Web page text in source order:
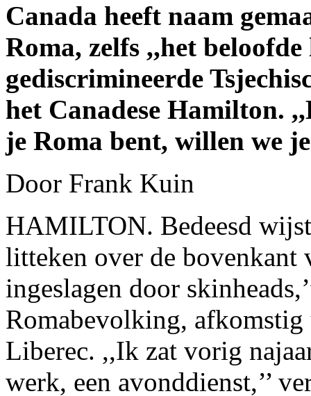
Canada heeft naam
Roma, zelfs ,,het beloofde
gediscrimineerde
het Canadese Hamilton.
je Roma bent, willen we je
Door Frank Kuin
HAMILTON. Bedeesd
litteken over de bovenkant
ingeslagen door
Romabevolking, afkomstig
Liberec. ,,Ik zat vorig
werk, een avonddienst,’’